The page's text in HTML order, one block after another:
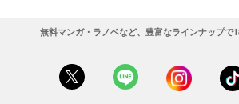
無料マンガ・ラノベなど、豊富なラインナップで